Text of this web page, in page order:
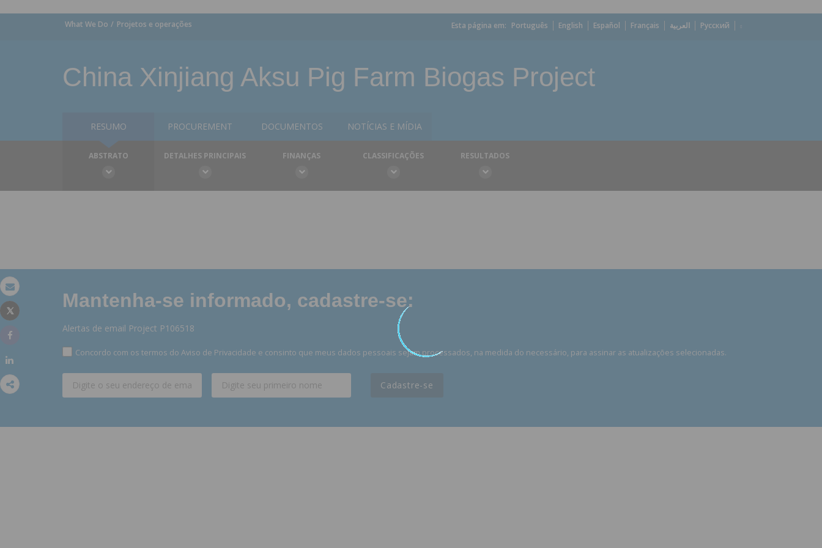
Email
Imprimir
Tweet
What We Do Projetos e operações Esta página em: Português English Español Français العربية Русский
China Xinjiang Aksu Pig Farm Biogas Project
RESUMO PROCUREMENT DOCUMENTOS NOTÍCIAS E MÍDIA
ABSTRATO DETALHES PRINCIPAIS FINANÇAS CLASSIFICAÇÕES RESULTADOS
Mantenha-se informado, cadastre-se:
Alertas de email Project P106518
Concordo com os termos do Aviso de Privacidade e consinto que meus dados pessoais sejam processados, na medida do necessário, para assinar as atualizações selecionadas.
Cadastre-se